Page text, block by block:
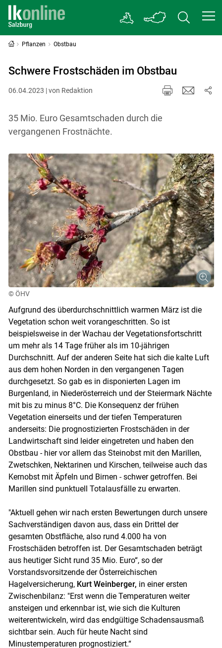
Skip to main content
Pflanzen Obstbau
Schwere Frostschäden im Obstbau
06.04.2023 | von Redaktion
35 Mio. Euro Gesamtschaden durch die
vergangenen Frostnächte.
© ÖHV
Aufgrund des überdurchschnittlich warmen März ist die
Vegetation schon weit vorangeschritten. So ist
beispielsweise in der Wachau der Vegetationsfortschritt
um mehr als 14 Tage früher als im 10-jährigen
Durchschnitt. Auf der anderen Seite hat sich die kalte Luft
aus dem hohen Norden in den vergangenen Tagen
durchgesetzt. So gab es in disponierten Lagen im
Burgenland, in Niederösterreich und der Steiermark Nächte
mit bis zu minus 8°C. Die Konsequenz der frühen
Vegetation einerseits und der tiefen Temperaturen
anderseits: Die prognostizierten Frostschäden in der
Landwirtschaft sind leider eingetreten und haben den
Obstbau - hier vor allem das Steinobst mit den Marillen,
Zwetschken, Nektarinen und Kirschen, teilweise auch das
Kernobst mit Äpfeln und Birnen - schwer getroffen. Bei
Marillen sind punktuell Totalausfälle zu erwarten.
"Aktuell gehen wir nach ersten Bewertungen durch unsere
Sachverständigen davon aus, dass ein Drittel der
gesamten Obstfläche, also rund 4.000 ha von
Frostschäden betroffen ist. Der Gesamtschaden beträgt
aus heutiger Sicht rund 35 Mio. Euro“, so der
Vorstandsvorsitzende der Österreichischen
Hagelversicherung, Kurt Weinberger, in einer ersten
Zwischenbilanz: "Erst wenn die Temperaturen weiter
ansteigen und erkennbar ist, wie sich die Kulturen
weiterentwickeln, wird das endgültige Schadensausmaß
sichtbar sein. Auch für heute Nacht sind
Minustemperaturen prognostiziert.“